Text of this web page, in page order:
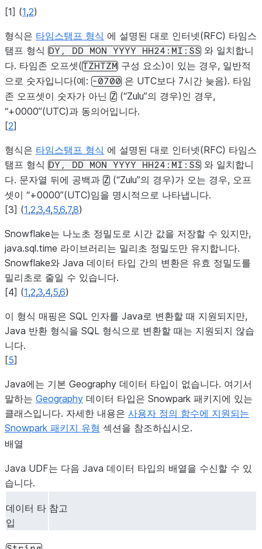
BOOLEAN
DATE java.sql.Date
DATE String 날짜 형식을
DD로 지정
FLOAT double
FLOAT
FLOAT float
null일 수 없
자릿수 손실
있습니다.
FLOAT
FLOAT String
정밀도 손실
있습니다
as
GEOGRAPHY
VARCHAR)
NUMBER short
대/최소
NUMBER
[1] (1,2)
형식은 타임스탬프 형식 에 설명된 대로 인터넷(RFC) 타임스
탬프 형식 DY, DD MON YYYY HH24:MI:SS 와 일치합니
다. 타임존 오프셋(TZHTZM 구성 요소)이 있는 경우, 일반적
으로 숫자입니다(예: -0700 은 UTC보다 7시간 늦음). 타임
존 오프셋이 숫자가 아닌 Z (“Zulu”의 경우)인 경우,
“+0000”(UTC)과 동의어입니다.
[2]
형식은 타임스탬프 형식 에 설명된 대로 인터넷(RFC) 타임스
탬프 형식 DY, DD MON YYYY HH24:MI:SS 와 일치합니
다. 문자열 뒤에 공백과 Z (“Zulu”의 경우)가 오는 경우, 오프
셋이 “+0000”(UTC)임을 명시적으로 나타냅니다.
[3] (1,2,3,4,5,6,7,8)
Snowflake는 나노초 정밀도로 시간 값을 저장할 수 있지만,
java.sql.time 라이브러리는 밀리초 정밀도만 유지합니다.
Snowflake와 Java 데이터 타입 간의 변환은 유효 정밀도를
밀리초로 줄일 수 있습니다.
[4] (1,2,3,4,5,6)
이 형식 매핑은 SQL 인자를 Java로 변환할 때 지원되지만,
Java 반환 형식을 SQL 형식으로 변환할 때는 지원되지 않습
니다.
[5]
Java에는 기본 Geography 데이터 타입이 없습니다. 여기서
말하는 Geography 데이터 타입은 Snowpark 패키지에 있는
클래스입니다. 자세한 내용은 사용자 정의 함수에 지원되는
Snowpark 패키지 유형 섹션을 참조하십시오.
배열
Java UDF는 다음 Java 데이터 타입의 배열을 수신할 수 있
습니다.
데이터 타
입
참고